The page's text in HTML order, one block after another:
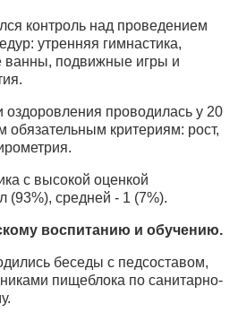
контроль над проведением
утренняя гимнастика,
ванны, подвижные игры и
проводилась у 20
обязательным критериям: рост,
с высокой оценкой
(93%), средней - 1 (7%).
воспитанию и обучению.
беседы с педсоставом,
пищеблока по санитарно-